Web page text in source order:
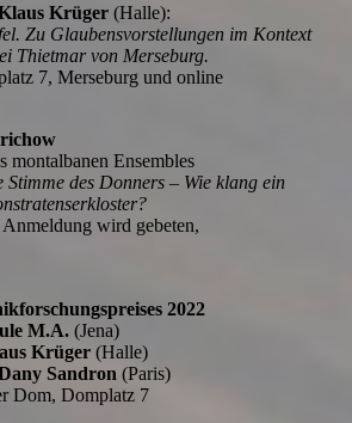
Krüger (Halle):
Zu Glaubensvorstellungen im Kontext
Thietmar von Merseburg.
7, Merseburg und online
montalbanen Ensembles
des Donners – Wie klang ein
wird gebeten,
2022
M.A. (Jena)
Krüger (Halle)
Sandron (Paris)
Dom, Domplatz 7